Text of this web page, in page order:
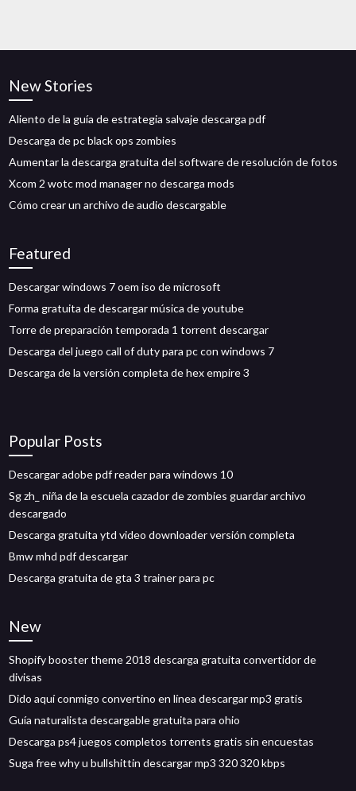
New Stories
Aliento de la guía de estrategia salvaje descarga pdf
Descarga de pc black ops zombies
Aumentar la descarga gratuita del software de resolución de fotos
Xcom 2 wotc mod manager no descarga mods
Cómo crear un archivo de audio descargable
Featured
Descargar windows 7 oem iso de microsoft
Forma gratuita de descargar música de youtube
Torre de preparación temporada 1 torrent descargar
Descarga del juego call of duty para pc con windows 7
Descarga de la versión completa de hex empire 3
Popular Posts
Descargar adobe pdf reader para windows 10
Sg zh_ niña de la escuela cazador de zombies guardar archivo
descargado
Descarga gratuita ytd video downloader versión completa
Bmw mhd pdf descargar
Descarga gratuita de gta 3 trainer para pc
New
Shopify booster theme 2018 descarga gratuita convertidor de
divisas
Dido aquí conmigo convertino en línea descargar mp3 gratis
Guía naturalista descargable gratuita para ohio
Descarga ps4 juegos completos torrents gratis sin encuestas
Suga free why u bullshittin descargar mp3 320 320 kbps